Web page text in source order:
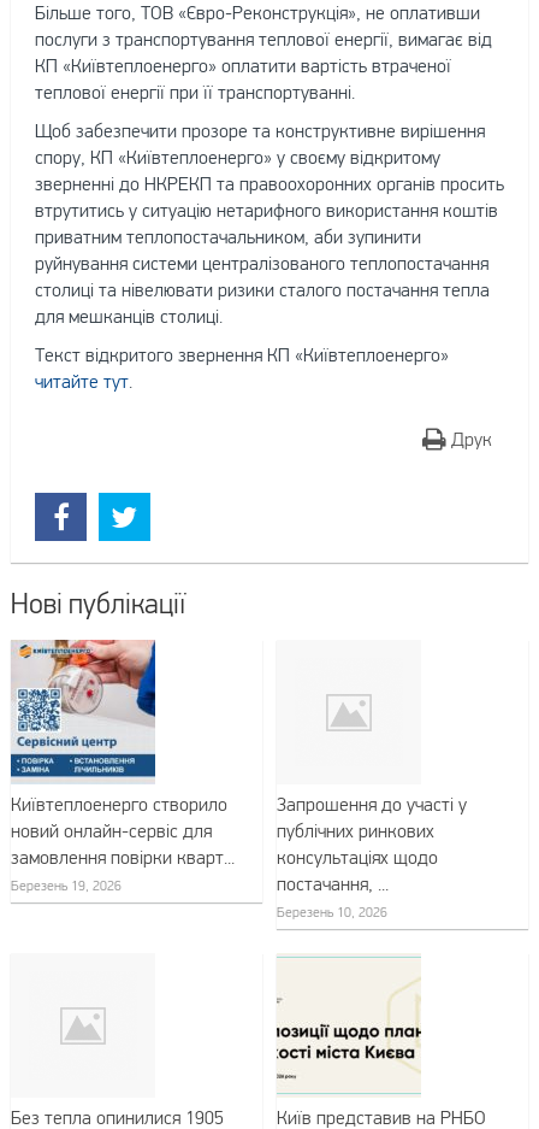
Більше того, ТОВ «Євро-Реконструкція», не оплативши
послуги з транспортування теплової енергії, вимагає від
КП «Київтеплоенерго» оплатити вартість втраченої
теплової енергії при її транспортуванні.
Щоб забезпечити прозоре та конструктивне вирішення
спору, КП «Київтеплоенерго» у своєму відкритому
зверненні до НКРЕКП та правоохоронних органів просить
втрутитись у ситуацію нетарифного використання коштів
приватним теплопостачальником, аби зупинити
руйнування системи централізованого теплопостачання
столиці та нівелювати ризики сталого постачання тепла
для мешканців столиці.
Текст відкритого звернення КП «Київтеплоенерго»
читайте тут.
Друк
Нові публікації
Київтеплоенерго створило
новий онлайн-сервіс для
замовлення повірки кварт...
Березень 19, 2026
Запрошення до участі у
публічних ринкових
консультаціях щодо
постачання, ...
Березень 10, 2026
Без тепла опинилися 1905
Київ представив на РНБО